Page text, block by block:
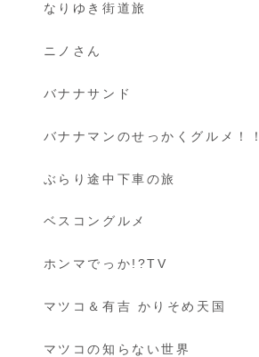
なりゆき街道旅
ニノさん
バナナサンド
バナナマンのせっかくグルメ！！
ぶらり途中下車の旅
ベスコングルメ
ホンマでっか!?TV
マツコ＆有吉 かりそめ天国
マツコの知らない世界